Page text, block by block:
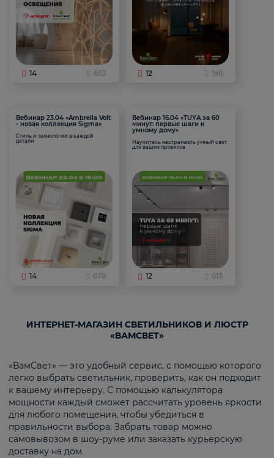
14 652 12 961
Вебинар 23.04 «Ambrella Volt
- новая коллекция Sigma»
Стиль и технологии в каждой
детали
14 678
Вебинар 16.04 «TUYA за 60
минут: первые шаги к
умному дому»
Научитесь настраивать умный свет
для ваших проектов
12 613
ИНТЕРНЕТ-МАГАЗИН СВЕТИЛЬНИКОВ И ЛЮСТР
«ВАМСВЕТ»
«ВамСвет» — это удобный сервис, с помощью которого
легко выбрать светильник, проверить, как он подходит
к вашему интерьеру. С помощью калькулятора
мощности каждый сможет рассчитать уровень яркости
для любого помещения, чтобы убедиться в
правильности выбора. Забрать товар можно
самовывозом в шоу-руме или заказать курьерскую
доставку на дом.